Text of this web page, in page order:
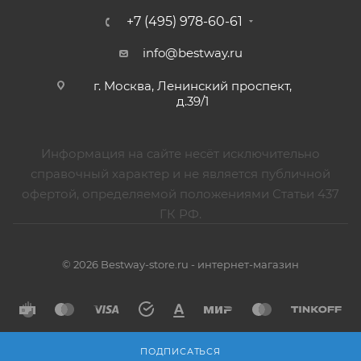
ПОДПИСАТЬСЯ
+7 (495) 978-60-61
info@bestway.ru
г. Москва, Ленинский проспект,
д.39/1
Информация на сайте несёт исключительно
справочный характер и не является публичной
офертой, определяемой положениями Статьи 437
ГК РФ.
© 2026 Bestway-store.ru - интернет-магазин